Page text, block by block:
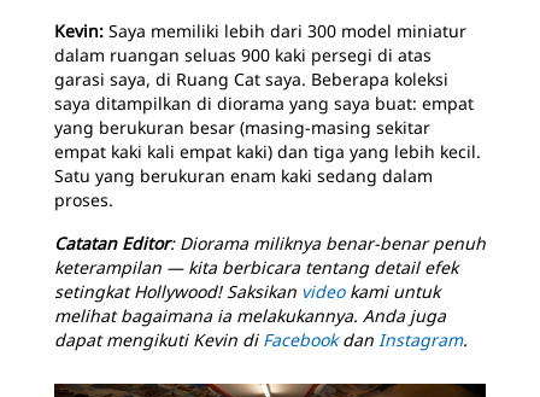
Kevin: Saya memiliki lebih dari 300 model miniatur
dalam ruangan seluas 900 kaki persegi di atas
garasi saya, di Ruang Cat saya. Beberapa koleksi
saya ditampilkan di diorama yang saya buat: empat
yang berukuran besar (masing-masing sekitar
empat kaki kali empat kaki) dan tiga yang lebih kecil.
Satu yang berukuran enam kaki sedang dalam
proses.
Catatan Editor: Diorama miliknya benar-benar penuh
keterampilan — kita berbicara tentang detail efek
setingkat Hollywood! Saksikan video kami untuk
melihat bagaimana ia melakukannya. Anda juga
dapat mengikuti Kevin di Facebookdan Instagram.